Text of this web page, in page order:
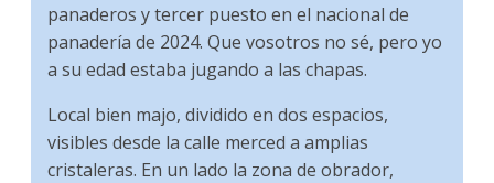
panaderos y tercer puesto en el nacional de
panadería de 2024. Que vosotros no sé, pero yo
a su edad estaba jugando a las chapas.
Local bien majo, dividido en dos espacios,
visibles desde la calle merced a amplias
cristaleras. En un lado la zona de obrador,